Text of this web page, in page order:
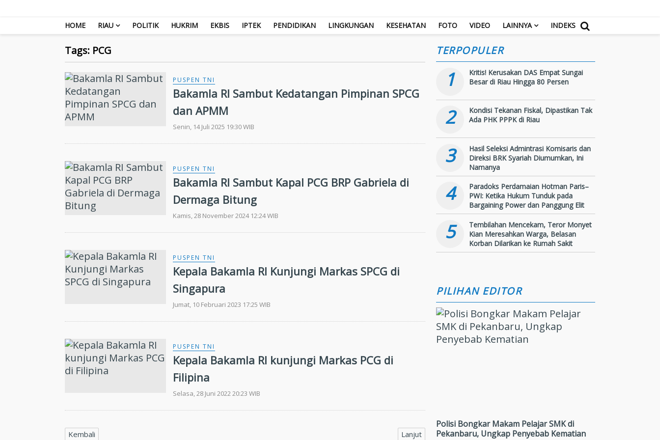
HOME RIAU POLITIK HUKRIM EKBIS IPTEK PENDIDIKAN LINGKUNGAN KESEHATAN FOTO VIDEO LAINNYA INDEKS
Tags: PCG
PUSPEN TNI
Bakamla RI Sambut Kedatangan Pimpinan SPCG
dan APMM
Senin, 14 Juli 2025 19:30 WIB
PUSPEN TNI
Bakamla RI Sambut Kapal PCG BRP Gabriela di
Dermaga Bitung
Kamis, 28 November 2024 12:24 WIB
PUSPEN TNI
Kepala Bakamla RI Kunjungi Markas SPCG di
Singapura
Jumat, 10 Februari 2023 17:25 WIB
PUSPEN TNI
Kepala Bakamla RI kunjungi Markas PCG di
Filipina
Selasa, 28 Juni 2022 20:23 WIB
Kembali Lanjut
TERPOPULER
1
Kritis! Kerusakan DAS Empat Sungai
Besar di Riau Hingga 80 Persen
2
Kondisi Tekanan Fiskal, Dipastikan Tak
Ada PHK PPPK di Riau
3
Hasil Seleksi Admintrasi Komisaris dan
Direksi BRK Syariah Diumumkan, Ini
Namanya
4
Paradoks Perdamaian Hotman Paris–
PWI: Ketika Hukum Tunduk pada
Bargaining Power dan Panggung Elit
5
Tembilahan Mencekam, Teror Monyet
Kian Meresahkan Warga, Belasan
Korban Dilarikan ke Rumah Sakit
PILIHAN EDITOR
Polisi Bongkar Makam Pelajar SMK di
Pekanbaru, Ungkap Penyebab Kematian